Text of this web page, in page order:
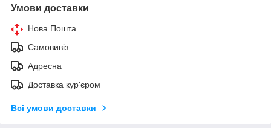
Умови доставки
Нова Пошта
Самовивіз
Адресна
Доставка кур'єром
Всі умови доставки